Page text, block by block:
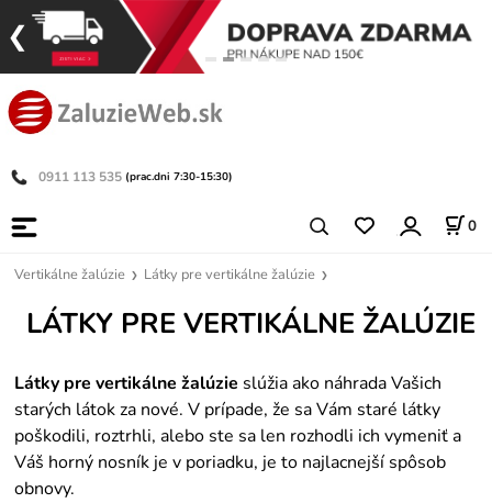
0911 113 535 (prac.dni 7:30-15:30)
0
Vertikálne žalúzie Látky pre vertikálne žalúzie
LÁTKY PRE VERTIKÁLNE ŽALÚZIE
Látky pre vertikálne žalúzie slúžia ako náhrada Vašich
starých látok za nové. V prípade, že sa Vám staré látky
poškodili, roztrhli, alebo ste sa len rozhodli ich vymeniť a
Váš horný nosník je v poriadku, je to najlacnejší spôsob
obnovy.